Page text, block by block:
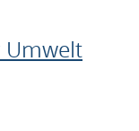
Umwelt